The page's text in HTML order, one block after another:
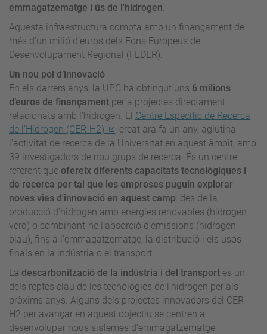
emmagatzematge i ús de l'hidrogen.
Aquesta infraestructura compta amb un finançament de
més d’un milió d’euros dels Fons Europeus de
Desenvolupament Regional (FEDER).
Un nou pol d’innovació
En els darrers anys, la UPC ha obtingut uns 6 milions
d’euros de finançament per a projectes directament
relacionats amb l’hidrogen. El Centre Específic de Recerca
de l’Hidrogen (CER-H2)
, creat ara fa un any, aglutina
l'activitat de recerca de la Universitat en aquest àmbit, amb
39 investigadors de nou grups de recerca. És un centre
referent que ofereix diferents capacitats tecnològiques i
de recerca per tal que les empreses puguin explorar
noves vies d'innovació en aquest camp: des de la
producció d'hidrogen amb energies renovables (hidrogen
verd) o combinant-ne l'absorció d'emissions (hidrogen
blau), fins a l'emmagatzematge, la distribució i els usos
finals en la indústria o el transport.
La descarbonització de la indústria i del transport és un
dels reptes clau de les tecnologies de l’hidrogen per als
pròxims anys. Alguns dels projectes innovadors del CER-
H2 per avançar en aquest objectiu se centren a
desenvolupar nous sistemes d’emmagatzematge